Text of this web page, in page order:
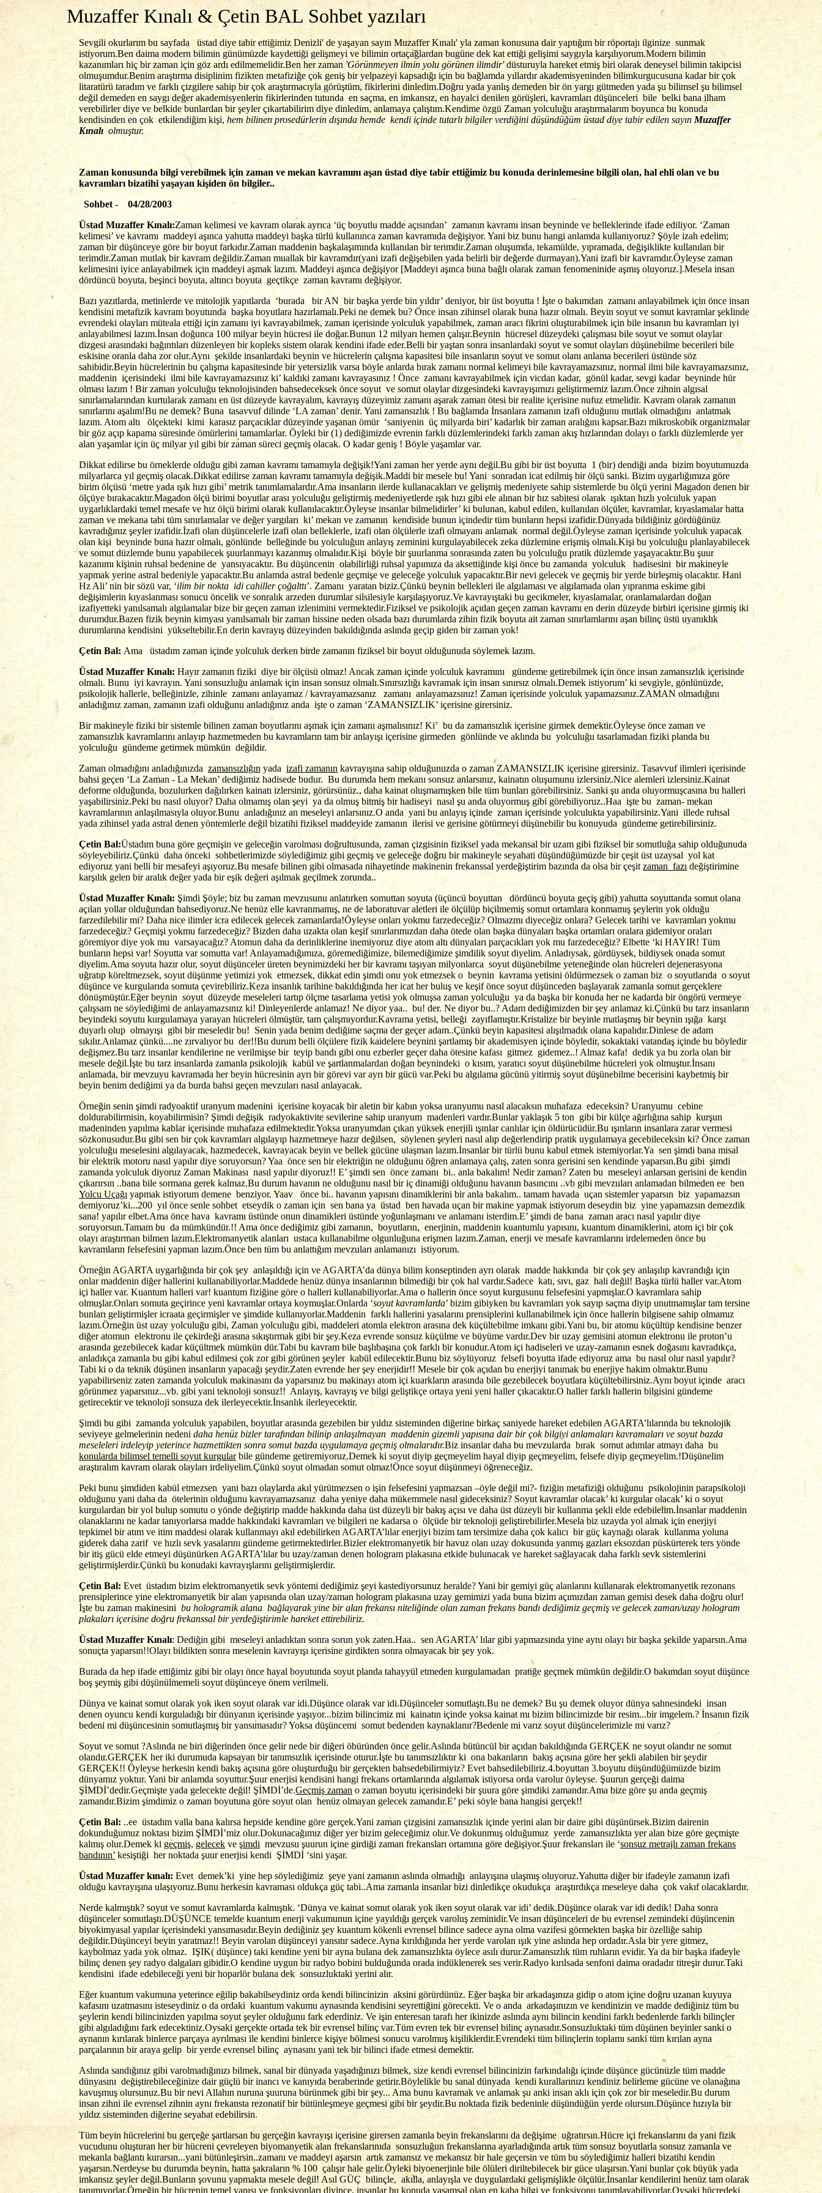
Muzaffer Kınalı & Çetin BAL Sohbet yazıları
Sevgili okurlarım bu sayfada üstad diye tabir ettiğimiz Denizli' de yaşayan sayın Muzaffer Kınalı' yla zaman konusuna dair yaptığım bir röportajı ilginize sunmak
istiyorum.Ben daima modern bilimin günümüzde kaydettiği gelişmeyi ve bilimin ortaçağlardan bugüne dek kat ettiği gelişimi saygıyla karşılıyorum.Modern bilimin
kazanımları hiç bir zaman için göz ardı edilmemelidir.Ben her zaman'Görünmeyen ilmin yolu görünen ilimdir'düsturuyla hareket etmiş biri olarak deneysel bilimin takipcisi
olmuşumdur.Benim araştırma disiplinim fizikten metafiziğe çok geniş bir yelpazeyi kapsadığı için bu bağlamda yıllardır akademisyeninden bilimkurgucusuna kadar bir çok
litaratürü taradım ve farklı çizgilere sahip bir çok araştırmacıyla görüştüm, fikirlerini dinledim.Doğru yada yanlış demeden bir ön yargı gütmeden yada şu bilimsel şu bilimsel
değil demeden en saygı değer akademisyenlerin fikirlerinden tutunda en saçma, en imkansız, en hayalci denilen görüşleri, kavramları düşünceleri bile belki bana ilham
verebilirler diye ve belkide bunlardan bir şeyler çıkartabilirim diye dinledim, anlamaya çalıştım.Kendime özgü Zaman yolculuğu araştırmalarım boyunca bu konuda
kendisinden en çok etkilendiğim kişi, hem bilinen prosedürlerin dışında hemde kendi içinde tutarlı bilgiler verdiğini düşündüğüm üstad diye tabir edilen sayın Muzaffer
Kınalı olmuştur.
Zaman konusunda bilgi verebilmek için zaman ve mekan kavramını aşan üstad diye tabir ettiğimiz bu konuda derinlemesine bilgili olan, hal ehli olan ve bu
kavramları bizatihi yaşayan kişiden ön bilgiler..
Sohbet - 04/28/2003
Üstad Muzaffer Kınalı:Zaman kelimesi ve kavram olarak ayrıca ‘üç boyutlu madde açısından’ zamanın kavramı insan beyninde ve belleklerinde ifade ediliyor. ‘Zaman
kelimesi’ ve kavramı maddeyi aşınca yahutta maddeyi başka türlü kullanınca zaman kavramıda değişiyor. Yani biz bunu hangi anlamda kullanıyoruz? Şöyle izah edelim;
zaman bir düşünceye göre bir boyut farkıdır.Zaman maddenin başkalaşımında kullanılan bir terimdir.Zaman oluşumda, tekamülde, yıpramada, değişiklikte kullanılan bir
terimdir.Zaman mutlak bir kavram değildir.Zaman muallak bir kavramdır(yani izafi değişebilen yada belirli bir değerde durmayan).Yani izafi bir kavramdır.Öyleyse zaman
kelimesini iyice anlayabilmek için maddeyi aşmak lazım. Maddeyi aşınca değişiyor [Maddeyi aşınca buna bağlı olarak zaman fenomeninide aşmış oluyoruz.].Mesela insan
dördüncü boyuta, beşinci boyuta, altıncı boyuta geçtikçe zaman kavramı değişiyor.
Bazı yazıtlarda, metinlerde ve mitolojik yapıtlarda ‘burada bir AN bir başka yerde bin yıldır’ deniyor, bir üst boyutta ! İşte o bakımdan zamanı anlayabilmek için önce insan
kendisini metafizik kavram boyutunda başka boyutlara hazırlamalı.Peki ne demek bu? Önce insan zihinsel olarak buna hazır olmalı. Beyin soyut ve somut kavramlar şeklinde
evrendeki olayları müteala ettiği için zamanı iyi kavrayabilmek, zaman içerisinde yolculuk yapabilmek, zaman aracı fikrini oluşturabilmek için bile insanın bu kavramları iyi
anlayabilmesi lazım.İnsan doğunca 100 milyar beyin hücresi ile doğar.Bunun 12 milyarı hemen çalışır.Beynin hücresel düzeydeki çalışması bile soyut ve somut olaylar
dizgesi arasındaki bağıntıları düzenleyen bir kopleks sistem olarak kendini ifade eder.Belli bir yaştan sonra insanlardaki soyut ve somut olayları düşünebilme becerileri bile
eskisine oranla daha zor olur.Aynı şekilde insanlardaki beynin ve hücrelerin çalışma kapasitesi bile insanların soyut ve somut olanı anlama becerileri üstünde söz
sahibidir.Beyin hücrelerinin bu çalışma kapasitesinde bir yetersizlik varsa böyle anlarda bırak zamanı normal kelimeyi bile kavrayamazsınız, normal ilmi bile kavrayamazsınız,
maddenin içerisindeki ilmi bile kavrayamazsınız ki’ kaldıki zamanı kavrayasınız ! Önce zamanı kavrayabilmek için vicdan kadar, gönül kadar, sevgi kadar beyninde hür
olması lazım ! Bir zaman yolculuğu teknolojisinden bahsedeceksek önce soyut ve somut olaylar dizgesindeki kavrayışımızı geliştirmemiz lazım.Önce zihnin algısal
sınırlamalarından kurtularak zamanı en üst düzeyde kavrayalım, kavrayış düzeyimiz zamanı aşarak zaman ötesi bir realite içerisine nufuz etmelidir. Kavram olarak zamanın
sınırlarını aşalım!Bu ne demek? Buna tasavvuf dilinde ‘LA zaman’ denir. Yani zamansızlık ! Bu bağlamda İnsanlara zamanın izafi olduğunu mutlak olmadığını anlatmak
lazım. Atom altı ölçekteki kimi karasız parçacıklar düzeyinde yaşanan ömür ‘saniyenin üç milyarda biri’ kadarlık bir zaman aralığını kapsar.Bazı mikroskobik organizmalar
bir göz açıp kapama süresinde ömürlerini tamamlarlar. Öyleki bir (1) dediğimizde evrenin farklı düzlemlerindeki farklı zaman akış hızlarından dolayı o farklı düzlemlerde yer
alan yaşamlar için üç milyar yıl gibi bir zaman süreci geçmiş olacak. O kadar geniş ! Böyle yaşamlar var.
Dikkat edilirse bu örneklerde olduğu gibi zaman kavramı tamamıyla değişik!Yani zaman her yerde aynı değil.Bu gibi bir üst boyutta 1 (bir) dendiği anda bizim boyutumuzda
milyarlarca yıl geçmiş olacak.Dikkat edilirse zaman kavramı tamamıyla değişik.Maddi bir mesele bu! Yani sonradan icat edilmiş bir ölçü sanki. Bizim uygarlığımıza göre
birim ölçüsü ‘metre yada ışık hızı gibi’ metrik tanımlamalardır.Ama insanların ilerde kullanacakları ve gelişmiş medeniyete sahip sistemlerde bu ölçü yerini Magadon denen bir
ölçüye bırakacaktır.Magadon ölçü birimi boyutlar arası yolculuğu geliştirmiş medeniyetlerde ışık hızı gibi ele alınan bir hız sabitesi olarak ışıktan hızlı yolculuk yapan
uygarlıklardaki temel mesafe ve hız ölçü birimi olarak kullanılacaktır.Öyleyse insanlar bilmelidirler’ ki bulunan, kabul edilen, kullanılan ölçüler, kavramlar, kıyaslamalar hatta
zaman ve mekana tabi tüm sınırlamalar ve değer yargıları ki’ mekan ve zamanın kendiside bunun içindedir tüm bunların hepsi izafidir.Dünyada bildiğiniz gördüğünüz
kavradığınız şeyler izafidir.İzafi olan düşüncelerle izafi olan belleklerle, izafi olan ölçülerle izafi olmayanı anlamak normal değil.Öyleyse zaman içerisinde yolculuk yapacak
olan kişi beyninde buna hazır olmalı, gönlünde belleğinde bu yolculuğun anlayış zeminini kurgulayabilecek zeka düzlemine erişmiş olmalı.Kişi bu yolculuğu planlayabilecek
ve somut düzlemde bunu yapabilecek şuurlanmayı kazanmış olmalıdır.Kişi böyle bir şuurlanma sonrasında zaten bu yolculuğu pratik düzlemde yaşayacaktır.Bu şuur
kazanımı kişinin ruhsal bedenine de yansıyacaktır. Bu düşüncenin olabilirliği ruhsal yapımıza da aksettiğinde kişi önce bu zamanda yolculuk hadisesini bir makineyle
yapmak yerine astral bedeniyle yapacaktır.Bu anlamda astral bedenle geçmişe ve geleceğe yolculuk yapacaktır.Bir nevi gelecek ve geçmiş bir yerde birleşmiş olacaktır. Hani
Hz Ali’ nin bir sözü var, ‘ilim bir nokta idi cahiller çoğalttı’. Zamanı yaratan biziz.Çünkü beynin bellekleri ile algılaması ve algılamada olan yıpranma eskime gibi
değişimlerin kıyaslanması sonucu öncelik ve sonralık arzeden durumlar silsilesiyle karşılaşıyoruz.Ve kavrayıştaki bu gecikmeler, kıyaslamalar, oranlamalardan doğan
izafiyetteki yanılsamalı algılamalar bize bir geçen zaman izlenimini vermektedir.Fiziksel ve psikolojik açıdan geçen zaman kavramı en derin düzeyde birbiri içerisine girmiş iki
durumdur.Bazen fizik beynin kimyası yanılsamalı bir zaman hissine neden olsada bazı durumlarda zihin fizik boyuta ait zaman sınırlamlarını aşan bilinç üstü uyanıklık
durumlarına kendisini yükseltebilir.En derin kavrayış düzeyinden bakıldığında aslında geçip giden bir zaman yok!
Çetin Bal: Ama üstadım zaman içinde yolculuk derken birde zamanın fiziksel bir boyut olduğunuda söylemek lazım.
Üstad Muzaffer Kınalı: Hayır zamanın fiziki diye bir ölçüsü olmaz! Ancak zaman içinde yolculuk kavramını gündeme getirebilmek için önce insan zamansızlık içerisinde
olmalı. Bunu iyi kavrayın. Yani sonsuzluğu anlamak için insan sonsuz olmalı.Sınırsızlığı kavramak için insan sınırsız olmalı.Demek istiyorum’ ki sevgiyle, gönlünüzde,
psikolojik hallerle, belleğinizle, zihinle zamanı anlayamaz / kavrayamazsanız zamanı anlayamazsınız! Zaman içerisinde yolculuk yapamazsınız.ZAMAN olmadığını
anladığınız zaman, zamanın izafi olduğunu anladığınız anda işte o zaman ‘ZAMANSIZLIK’ içerisine girersiniz.
Bir makineyle fiziki bir sistemle bilinen zaman boyutlarını aşmak için zamanı aşmalısınız! Ki’ bu da zamansızlık içerisine girmek demektir.Öyleyse önce zaman ve
zamansızlık kavramlarını anlayıp hazmetmeden bu kavramların tam bir anlayışı içerisine girmeden gönlünde ve aklında bu yolculuğu tasarlamadan fiziki planda bu
yolculuğu gündeme getirmek mümkün değildir.
Zaman olmadığını anladığınızda zamansızlığın yada izafi zamanın kavrayışına sahip olduğunuzda o zaman ZAMANSIZLIK içerisine girersiniz. Tasavvuf ilimleri içerisinde
bahsi geçen ‘La Zaman - La Mekan’ dediğimiz hadisede budur. Bu durumda hem mekanı sonsuz anlarsınız, kainatın oluşumunu izlersiniz.Nice alemleri izlersiniz.Kainat
deforme olduğunda, bozulurken dağılırken kainatı izlersiniz, görürsünüz., daha kainat oluşmamışken bile tüm bunları görebilirsiniz. Sanki şu anda oluyormuşcasına bu halleri
yaşabilirsiniz.Peki bu nasıl oluyor? Daha olmamış olan şeyi ya da olmuş bitmiş bir hadiseyi nasıl şu anda oluyormuş gibi görebiliyoruz..Haa işte bu zaman- mekan
kavramlarının anlaşılmasıyla oluyor.Bunu anladığınız an meseleyi anlarsınız.O anda yani bu anlayış içinde zaman içerisinde yolculukta yapabilirsiniz.Yani illede ruhsal
yada zihinsel yada astral denen yöntemlerle değil bizatihi fiziksel maddeyide zamanın ilerisi ve gerisine götürmeyi düşünebilir bu konuyuda gündeme getirebilirsiniz.
Çetin Bal:Üstadım buna göre geçmişin ve geleceğin varolması doğrultusunda, zaman çizgisinin fiziksel yada mekansal bir uzam gibi fiziksel bir somutluğa sahip olduğunuda
söyleyebiliriz.Çünkü daha önceki sohbetlerimizde söylediğimiz gibi geçmiş ve geleceğe doğru bir makineyle seyahati düşündüğümüzde bir çeşit üst uzaysal yol kat
ediyoruz yani belli bir mesafeyi aşıyoruz.Bu mesafe bilinen gibi olmasada nihayetinde makinenin frekanssal yerdeğiştirim bazında da olsa bir çeşitzaman fazı değiştirimine
karşılık gelen bir aralık değer yada bir eşik değeri aşılmak geçilmek zorunda..
Üstad Muzaffer Kınalı: Şimdi Şöyle; biz bu zaman mevzusunu anlatırken somuttan soyuta (üçüncü boyuttan dördüncü boyuta geçiş gibi) yahutta soyuttanda somut olana
açılan yollar olduğundan bahsediyoruz.Ne henüz elle kavranmamış, ne de laboratuvar aletleri ile ölçülüp biçilmemiş somut ortamlara konmamış şeylerin yok olduğu
farzedilebilir mi? Daha nice ilimler icra edilecek gelecek zamanlarda!Öyleyse onları yokmu farzedeceğiz? Olmazmı diyeceğiz onlara? Gelecek tarihi ve kavramları yokmu
farzedeceğiz? Geçmişi yokmu farzedeceğiz? Bizden daha uzakta olan keşif sınırlarımızdan daha ötede olan başka dünyaları başka ortamları oralara gidemiyor oraları
göremiyor diye yok mu varsayacağız? Atomun daha da derinliklerine inemiyoruz diye atom altı dünyaları parçacıkları yok mu farzedeceğiz? Elbette ‘ki HAYIR! Tüm
bunların hepsi var! Soyutta var somutta var! Anlayamadığımıza, göremediğimize, bilemediğimize şimdilik soyut diyelim. Anladıysak, gördüysek, bildiysek onada somut
diyelim.Ama soyuta hazır olur, soyut düşünceler üreten beynimizdeki her bir kavramı taşıyan milyonlarca soyut düşünebilme yeteneğinde olan hücreleri dejenerasyona
uğratıp köreltmezsek, soyut düşünme yetimizi yok etmezsek, dikkat edin şimdi onu yok etmezsek o beynin kavrama yetisini öldürmezsek o zaman biz o soyutlarıda o soyut
düşünce ve kurgularıda somuta çevirebiliriz.Keza insanlık tarihine bakıldığında her icat her buluş ve keşif önce soyut düşünceden başlayarak zamanla somut gerçeklere
dönüşmüştür.Eğer beynin soyut düzeyde meseleleri tartıp ölçme tasarlama yetisi yok olmuşsa zaman yolculuğu ya da başka bir konuda her ne kadarda bir öngörü vermeye
çalışsam ne söylediğimi de anlayamazsınız ki! Dinleyenlerde anlamaz! Ne diyor yaa.. bu! der. Ne diyor bu..? Adam dediğimizden bir şey anlamaz ki.Çünkü bu tarz insanların
beyindeki soyutu kurgulamaya yarayan hücreleri ölmüştür, tam çalışmıyordur.Kavrama yetisi, belleği zayıflamıştır.Kristalize bir beyinle matlaşmış bir beynin ışığa karşı
duyarlı olup olmayışı gibi bir meseledir bu! Senin yada benim dediğime saçma der geçer adam..Çünkü beyin kapasitesi alışılmadık olana kapalıdır.Dinlese de adam
sıkılır.Anlamaz çünkü....ne zırvalıyor bu der!!Bu durum belli ölçülere fizik kaidelere beynini şartlamış bir akademisyen içinde böyledir, sokaktaki vatandaş içinde bu böyledir
değişmez.Bu tarz insanlar kendilerine ne verilmişse bir teyip bandı gibi onu ezberler geçer daha ötesine kafası gitmez gidemez..! Almaz kafa! dedik ya bu zorla olan bir
mesele değil.İşte bu tarz insanlarda zamanla psikolojik kabül ve şartlanmalardan doğan beynindeki o kısım, yaratıcı soyut düşünebilme hücreleri yok olmuştur.İnsanı
anlamada, bir mevzuyu kavramada her beyin hücresinin ayrı bir görevi var ayrı bir gücü var.Peki bu algılama gücünü yitirmiş soyut düşünebilme becerisini kaybetmiş bir
beyin benim dediğimi ya da burda bahsi geçen mevzuları nasıl anlayacak.
Örneğin senin şimdi radyoaktif uranyum madenini içerisine koyacak bir aletin bir kabın yoksa uranyumu nasıl alacaksın muhafaza edeceksin? Uranyumu cebine
doldurabilirmisin, koyabilirmisin? Şimdi değişik radyokaktivite sevilerine sahip uranyum madenleri vardır.Bunlar yaklaşık 5 ton gibi bir külçe ağırlığına sahip kurşun
madeninden yapılma kablar içerisinde muhafaza edilmektedir.Yoksa uranyumdan çıkan yüksek enerjili ışınlar canlılar için öldürücüdür.Bu ışınların insanlara zarar vermesi
sözkonusudur.Bu gibi sen bir çok kavramları algılayıp hazmetmeye hazır değilsen, söylenen şeyleri nasıl alıp değerlendirip pratik uygulamaya gecebileceksin ki? Önce zaman
yolculuğu meselesini algılayacak, hazmedecek, kavrayacak beyin ve bellek gücüne ulaşman lazım.İnsanlar bir türlü bunu kabul etmek istemiyorlar.Ya sen şimdi bana misal
bir elektrik motoru nasıl yapılır diye soruyorsun? Yaa önce sen bir elektriğin ne olduğunu öğren anlamaya çalış, zaten sonra gerisini sen kendinde yaparsın.Bu gibi şimdi
zamanda yolculuk diyoruz Zaman Makinası nasıl yapılır diyoruz!! E’ şimdi sen önce zamanı bi.. anla bakalım! Nedir zaman? Zaten bu meseleyi anlarsan gerisini de kendin
çıkarırsın ..bana bile sormana gerek kalmaz.Bu durum havanın ne olduğunu nasıl bir iç dinamiği olduğunu havanın basıncını ..vb gibi mevzuları anlamadan bilmeden ee ben
Yolcu Uçağı yapmak istiyorum demene benziyor. Yaav önce bi.. havanın yapısını dinamiklerini bir anla bakalım.. tamam havada uçan sistemler yaparsın biz yapamazsın
demiyoruz’ki...200 yıl önce senle sohbet etseydik o zaman için sen bana ya üstad ben havada uçan bir makine yapmak istiyorum deseydin biz yine yapamazsın demezdik
sana! yapılır elbet.Ama önce hava kavramı üstünde onun dinamikleri üstünde yoğunlaşmanı ve anlamanı isterdim.E’ şimdi de bana zaman aracı nasıl yapılır diye
soruyorsun.Tamam bu da mümkündür.!! Ama önce dediğimiz gibi zamanın, boyutların, enerjinin, maddenin kuantumlu yapısını, kuantum dinamiklerini, atom içi bir çok
olayı araştırman bilmen lazım.Elektromanyetik alanları ustaca kullanabilme olgunluğuna erişmen lazım.Zaman, enerji ve mesafe kavramlarını irdelemeden önce bu
kavramların felsefesini yapman lazım.Önce ben tüm bu anlattığım mevzuları anlamanızı istiyorum.
Örneğin AGARTA uygarlığında bir çok şey anlaşıldığı için ve AGARTA’da dünya bilim konseptinden ayrı olarak madde hakkında bir çok şey anlaşılıp kavrandığı için
onlar maddenin diğer hallerini kullanabiliyorlar.Maddede henüz dünya insanlarının bilmediği bir çok hal vardır.Sadece katı, sıvı, gaz hali değil! Başka türlü haller var.Atom
içi haller var. Kuantum halleri var! kuantum fiziğine göre o halleri kullanabiliyorlar.Ama o hallerin önce soyut kurgusunu felsefesini yapmışlar.O kavramlara sahip
olmuşlar.Onları somuta geçirince yeni kavramlar ortaya koymuşlar.Onlarda ‘soyut kavramlarda’ bizim gibiyken bu kavramları yok sayıp saçma diyip unutmamışlar tam tersine
bunları geliştirmişler icraata geçirmişler ve şimdide kullanıyorlar.Maddenin farklı hallerini yasalarını prensiplerini kullanabilmek için önce hallerin bilgisene sahip olmamız
lazım.Örneğin üst uzay yolculuğu gibi, Zaman yolculuğu gibi, maddeleri atomla elektron arasına dek küçültebilme imkanı gibi.Yani bu, bir atomu küçültüp kendisine benzer
diğer atomun elektronu ile çekirdeği arasına sıkıştırmak gibi bir şey.Keza evrende sonsuz küçülme ve büyüme vardır.Dev bir uzay gemisini atomun elektronu ile proton’u
arasında gezebilecek kadar küçültmek mümkün dür.Tabi bu kavram bile başlıbaşına çok farklı bir konudur.Atom içi hadiseleri ve uzay-zamanın esnek doğasını kavradıkça,
anladıkça zamanla bu gibi kabul edilmesi çok zor gibi görünen şeyler kabül edilecektir.Bunu biz söylüyoruz felsefi boyutta ifade ediyoruz ama bu nasıl olur nasıl yapılır?
Tabi ki o da teknik düşünen insanların yapacağı şeydir.Zaten evrende her şey enerjidir!! Mesele bir çok açıdan bu enerjiyi tanımak bu enerjiye hakim olmaktır.Bunu
yapabilirseniz zaten zamanda yolculuk makinasını da yaparsınız bu makinayı atom içi kuarkların arasında bile gezebilecek boyutlara küçültebilirsiniz.Aynı boyut içinde aracı
görünmez yaparsınız...vb. gibi yani teknoloji sonsuz!! Anlayış, kavrayış ve bilgi geliştikçe ortaya yeni yeni haller çıkacaktır.O haller farklı hallerin bilgisini gündeme
getirecektir ve teknoloji sonsuza dek ilerleyecektir.İnsanlık ilerleyecektir.
Şimdi bu gibi zamanda yolculuk yapabilen, boyutlar arasında gezebilen bir yıldız sisteminden diğerine birkaç saniyede hareket edebilen AGARTA’lılarında bu teknolojik
seviyeye gelmelerinin nedeni daha henüz bizler tarafından bilinip anlaşılmayan maddenin gizemli yapısına dair bir çok bilgiyi anlamaları kavramaları ve soyut bazda
meseleleri irdeleyip yeterince hazmettikten sonra somut bazda uygulamaya geçmiş olmalarıdır.Biz insanlar daha bu mevzularda bırak somut adımlar atmayı daha bu
konularda bilimsel temelli soyut kurgularbile gündeme getiremiyoruz.Demek ki soyut diyip geçmeyelim hayal diyip geçmeyelim, felsefe diyip geçmeyelim.!Düşünelim
araştıralım kavram olarak olayları irdeliyelim.Çünkü soyut olmadan somut olmaz!Önce soyut düşünmeyi öğreneceğiz.
Peki bunu şimdiden kabül etmezsen yani bazı olaylarda akıl yürütmezsen o işin felsefesini yapmazsan –öyle değil mi?- fiziğin metafiziği olduğunu psikolojinin parapsikoloji
olduğunu yani daha da ötelerinin olduğunu kavrayamazsanız daha yeniye daha mükemmele nasıl gideceksiniz? Soyut kavramlar olacak’ ki kurgular olacak’ ki o soyut
kurgulardan bir yol bulup somutu o yönde değiştirip madde hakkında daha üst düzeyli bir bakış açısı ve daha üst düzeyli bir kullanma şekli elde edebilelim.İnsanlar maddenin
olanaklarını ne kadar tanıyorlarsa madde hakkındaki kavramları ve bilgileri ne kadarsa o ölçüde bir teknoloji geliştirebilirler.Mesela biz uzayda yol almak için enerjiyi
tepkimel bir atım ve itim maddesi olarak kullanmayı akıl edebilirken AGARTA’lılar enerjiyi bizim tam tersimize daha çok kalıcı bir güç kaynağı olarak kullanma yoluna
giderek daha zarif ve hızlı sevk yasalarını gündeme getirmektedirler.Bizler elektromanyetik bir havuz olan uzay dokusunda yanmış gazları eksozdan püskürterek ters yönde
bir itiş gücü elde etmeyi düşünürken AGARTA’lılar bu uzay/zaman denen hologram plakasına etkide bulunacak ve hareket sağlayacak daha farklı sevk sistemlerini
geliştirmişlerdir.Çünkü bu konudaki kavrayışlarını geliştirmişlerdir.
Çetin Bal: Evet üstadım bizim elektromanyetik sevk yöntemi dediğimiz şeyi kastediyorsunuz heralde? Yani bir gemiyi güç alanlarını kullanarak elektromanyetik rezonans
prensiplerince yine elektromanyetik bir alan yapısında olan uzay/zaman hologram plakasına uzay gemimizi yada buna bizim açımızdan zaman gemisi desek daha doğru olur!
İşte bu zaman makinesini bu hologramik alana bağlayarak yine bir alan frekansı niteliğinde olan zaman frekans bandı dediğimiz geçmiş ve gelecek zaman/uzay hologram
plakaları içerisine doğru frekanssal bir yerdeğiştirimle hareket ettirebiliriz.
Üstad Muzaffer Kınalı: Dediğin gibi meseleyi anladıktan sonra sorun yok zaten.Haa.. sen AGARTA’ lılar gibi yapmazsında yine aynı olayı bir başka şekilde yaparsın.Ama
sonuçta yaparsın!!Olayı bildikten sonra meselenin kavrayışı içerisine girdikten sonra olmayacak bir şey yok.
Burada da hep ifade ettiğimiz gibi bir olayı önce hayal boyutunda soyut planda tahayyül etmeden kurgulamadan pratiğe geçmek mümkün değildir.O bakımdan soyut düşünce
boş şeymiş gibi düşünülmemeli soyut düşünceye önem verilmeli.
Dünya ve kainat somut olarak yok iken soyut olarak var idi.Düşünce olarak var idi.Düşünceler somutlaştı.Bu ne demek? Bu şu demek oluyor dünya sahnesindeki insan
denen oyuncu kendi kurguladığı bir dünyanın içerisinde yaşıyor...bizim bilincimiz mi kainatın içinde yoksa kainat mı bizim bilincimizde bir resim...bir imgelem.? İnsanın fizik
bedeni mi düşüncesinin somutlaşmış bir yansımasıdır? Yoksa düşüncemi somut bedenden kaynaklanır?Bedenle mi varız soyut düşüncelerimizle mi varız?
Soyut ve somut ?Aslında ne biri diğerinden önce gelir nede bir diğeri öbüründen önce gelir.Aslında bütüncül bir açıdan bakıldığında GERÇEK ne soyut olandır ne somut
olandır.GERÇEK her iki durumuda kapsayan bir tanımsızlık içerisinde oturur.İşte bu tanımsızlıktır ki ona bakanların bakış açısına göre her şekli alabilen bir şeydir
GERÇEK!! Öyleyse herkesin kendi bakış açısına göre oluşturduğu bir gerçekten bahsedebilirmiyiz? Evet bahsedilebiliriz.4.boyuttan 3.boyutu düşündüğümüzde bizim
dünyamız yoktur. Yani bir anlamda soyuttur.Şuur enerjisi kendisini hangi frekans ortamlarında algılamak istiyorsa orda varolur öyleyse. Şuurun gerçeği daima
ŞİMDİ’dedir.Geçmişte yada gelecekte değil! ŞİMDİ’de.Geçmiş zaman o zaman boyutu içerisindeki bir şuura göre şimdiki zamandır.Ama bize göre şu anda geçmiş
zamandır.Bizim şimdimiz o zaman boyutuna göre soyut olan henüz olmayan gelecek zamandır.E’ peki söyle bana hangisi gerçek!!
Çetin Bal: ..ee üstadım valla bana kalırsa hepside kendine göre gerçek.Yani zaman çizgisini zamansızlık içinde yerini alan bir daire gibi düşünürsek.Bizim dairenin
dokunduğumuz noktası bizim ŞİMDİ’miz olur.Dokunacağımız diğer yer bizim geleceğimiz olur.Ve dokunmuş olduğumuz yerde zamansızlıkta yer alan bize göre geçmişte
kalmış olur.Demek ki geçmiş, gelecek ve şimdi mevzusu şuurun içine girdiği zaman frekansları ortamına göre değişiyor.Şuur frekansları ile ‘sonsuz metrajlı zaman frekans
bandının’ kesiştiği her noktada şuur enerjisi kendi ŞİMDİ ‘sini yaşar.
Üstad Muzaffer kınalı: Evet demek’ki yine hep söylediğimiz şeye yani zamanın aslında olmadığı anlayışına ulaşmış oluyoruz.Yahutta diğer bir ifadeyle zamanın izafi
olduğu kavrayışına ulaşıyoruz.Bunu herkesin kavraması oldukça güç tabi..Ama zamanla insanlar bizi dinledikçe okudukça araştırdıkça meseleye daha çok vakıf olacaklardır.
Nerde kalmıştık? soyut ve somut kavramlarda kalmıştık. ‘Dünya ve kainat somut olarak yok iken soyut olarak var idi’ dedik.Düşünce olarak var idi dedik! Daha sonra
düşünceler somutlaştı.DÜŞÜNCE temelde kuantum enerji vakumunun içine yayıldığı gerçek varoluş zeminidir.Ve insan düşünceleri de bu evrensel zemindeki düşüncenin
biyokimyasal yapılar içerisindeki yansımasıdır.Beyin dediğiniz şey kuantum kökenli evrensel bilince sadece ayna olma vazifesi görmekten başka bir özelliğe sahip
değildir.Düşünceyi beyin yaratmaz!! Beyin varolan düşünceyi yansıtır sadece.Ayna kırıldığında her yerde varolan ışık yine aslında hep ordadır.Asla bir yere gitmez,
kaybolmaz yada yok olmaz. IŞIK( düşünce) taki kendine yeni bir ayna bulana dek zamansızlıkta öylece asılı durur.Zamansızlık tüm ruhların evidir. Ya da bir başka ifadeyle
bilinç denen şey radyo dalgaları gibidir.O kendine uygun bir radyo bobini bulduğunda orada indüklenerek ses verir.Radyo kırılsada senfoni daima oradadır titreşir durur.Taki
kendisini ifade edebileceği yeni bir hoparlör bulana dek sonsuzluktaki yerini alır.
Eğer kuantum vakumuna yeterince eğilip bakabilseydiniz orda kendi bilincinizin aksini görürdünüz. Eğer başka bir arkadaşınıza gidip o atom içine doğru uzanan kuyuya
kafasını uzatmasını isteseydiniz o da ordaki kuantum vakumu aynasında kendisini seyrettiğini görecekti. Ve o anda arkadaşınızın ve kendinizin ve madde dediğiniz tüm bu
şeylerin kendi bilincinizden yapılma soyut şeyler olduğunu fark ederdiniz. Ve işin enteresan tarafı her ikinizde aslında aynı bilincin kendini farklı bedenlerde farklı bilinçler
gibi algıladığını fark edecektiniz.Oysaki gerçekte ortada tek bir evrensel bilinç var.Tüm evren tek bir evrensel bilinç aynasıdır.Sonsuzluktaki tüm düşünen beyinler sanki o
aynanın kırılarak binlerce parçaya ayrılması ile kendini binlerce kişiye bölmesi sonucu varolmuş kişiliklerdir.Evrendeki tüm bilinçlerin toplamı sanki tüm kırılan ayna
parçalarının bir araya gelip bir yerde evrensel bilinç aynasını yani tek bir bilinci ifade etmesi demektir.
Aslında sandığınız gibi varolmadığınızı bilmek, sanal bir dünyada yaşadığınızı bilmek, size kendi evrensel bilincinizin farkındalığı içinde düşünce gücünüzle tüm madde
dünyasını değiştirebileceğinize dair güçlü bir inancı ve kanıyıda beraberinde getirir.Böylelikle bu sanal dünyada kendi kurallarınızı kendiniz belirleme gücüne ve olanağına
kavuşmuş olursunuz.Bu bir nevi Allahın nuruna şuuruna bürünmek gibi bir şey... Ama bunu kavramak ve anlamak şu anki insan aklı için çok zor bir meseledir.Bu durum
insan zihni ile evrensel zihnin aynı frekansta rezonatif bir bütünleşmeye geçmesi gibi bir şeydir.Bu noktada fizik bedeninle düşündüğün yerde olursun.Düşünce hızıyla bir
yıldız sisteminden diğerine seyahat edebilirsin.
Tüm beyin hücrelerini bu gerçeğe şartlarsan bu gerçeğin kavrayışı içerisine girersen zamanla beyin frekanslarını da değişime uğratırsın.Hücre içi frekanslarını da yani fizik
vucudunu oluşturan her bir hücreni çevreleyen biyomanyetik alan frekanslarınıda sonsuzluğun frekanslarına ayarladığında artık tüm sonsuz boyutlarla sonsuz zamanla ve
mekanla bağlantı kurarsın...yani bütünleşirsin..zamanı ve maddeyi aşarsın artık zamansız ve mekansız bir hale geçersin ve tüm bu söylediğimiz halleri bizatihi kendin
yaşarsın.Nerdeyse bu durumda beynin, hatta şakraların % 100 çalışır hale gelir.Öyleki biyoenerjinle bile ölüleri diriltebilecek bir güce ulaşırsın.Yani bunlar çok büyük yada
imkansız şeyler değil.Bunların şovunu yapmakta mesele değil! Asıl GÜÇ bilinçle, akılla, anlayışla ve duygulardaki gelişmişlikle ölçülür.İnsanlar kendilerini henüz tam olarak
tanımıyorlar.Örneğin bir hücrenin temel yapısı ve fonksiyonları diyince, insanlar bu konuda yaşamsal olan en kaba bilgi ve fonksiyonu tanımlayabiliyorlar.Oysaki hücredeki